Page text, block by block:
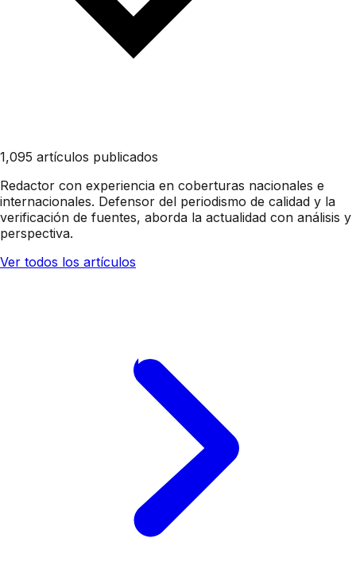
1,095 artículos publicados
Redactor con experiencia en coberturas nacionales e
internacionales. Defensor del periodismo de calidad y la
verificación de fuentes, aborda la actualidad con análisis y
perspectiva.
Ver todos los artículos